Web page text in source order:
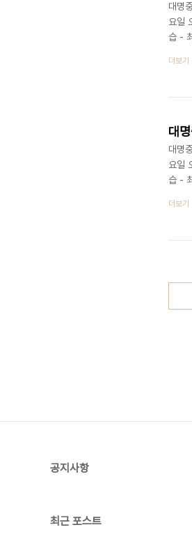
대명
요일
습 -
반
조교
더보기
대
대명
요일
습 -
이
이 조
더보기
공지사항
최근 포스트